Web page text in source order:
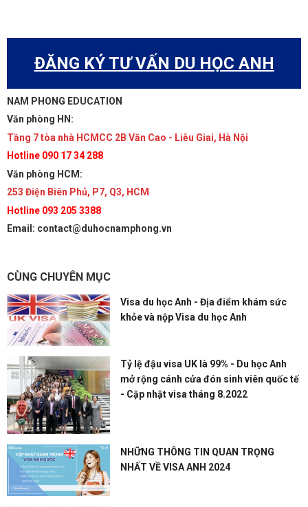
ĐĂNG KÝ TƯ VẤN DU HỌC ANH
NAM PHONG EDUCATION
Văn phòng HN:
Tầng 7 tòa nhà HCMCC 2B Văn Cao - Liễu Giai, Hà Nội
Hotline 090 17 34 288
Văn phòng HCM:
253 Điện Biên Phủ, P7, Q3, HCM
Hotline 093 205 3388
Email: contact@duhocnamphong.vn
CÙNG CHUYÊN MỤC
Visa du học Anh - Địa điểm khám sức
khỏe và nộp Visa du học Anh
Tỷ lệ đậu visa UK là 99% - Du học Anh
mở rộng cánh cửa đón sinh viên quốc tế
- Cập nhật visa tháng 8.2022
NHỮNG THÔNG TIN QUAN TRỌNG
NHẤT VỀ VISA ANH 2024